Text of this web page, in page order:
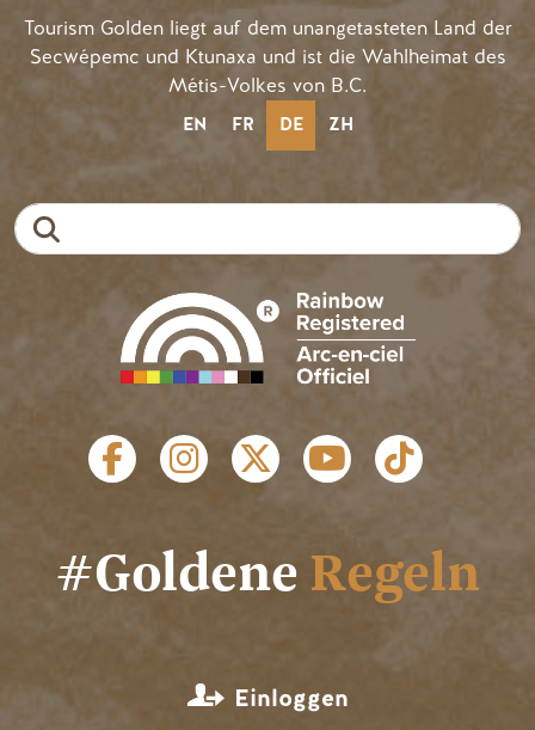
Tourism Golden liegt auf dem unangetasteten Land der
Secwépemc und Ktunaxa und ist die Wahlheimat des
Métis-Volkes von B.C.
EN FR DE ZH
SOZIALE LINKS
#Goldene Regeln
MENÜ BENUTZERKONTO
Einloggen